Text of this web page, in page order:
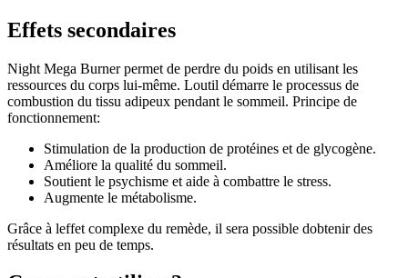
Effets secondaires
Night Mega Burner permet de perdre du poids en utilisant les
ressources du corps lui-même. Loutil démarre le processus de
combustion du tissu adipeux pendant le sommeil. Principe de
fonctionnement:
Stimulation de la production de protéines et de glycogène.
Améliore la qualité du sommeil.
Soutient le psychisme et aide à combattre le stress.
Augmente le métabolisme.
Grâce à leffet complexe du remède, il sera possible dobtenir des
résultats en peu de temps.